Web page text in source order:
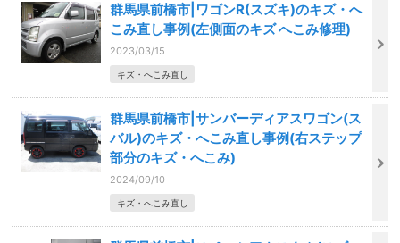
群馬県前橋市|ワゴンR(スズキ)のキズ・へ
こみ直し事例(左側面のキズ へこみ修理)
2023/03/15
キズ・へこみ直し
群馬県前橋市|サンバーディアスワゴン(ス
バル)のキズ・へこみ直し事例(右ステップ
部分のキズ・へこみ)
2024/09/10
キズ・へこみ直し